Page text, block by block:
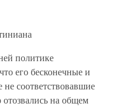
политике
его бесконечные и
соответствовавшие
на общем